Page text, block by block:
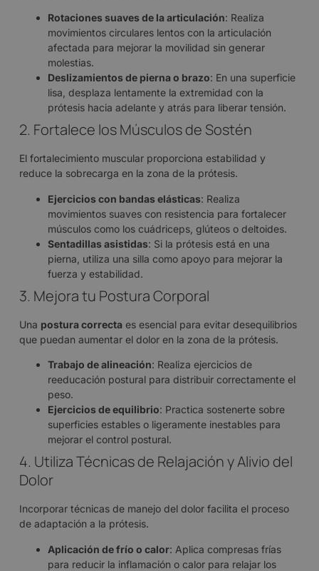
Rotaciones suaves de la articulación: Realiza
movimientos circulares lentos con la articulación
afectada para mejorar la movilidad sin generar
molestias.
Deslizamientos de pierna o brazo: En una superficie
lisa, desplaza lentamente la extremidad con la
prótesis hacia adelante y atrás para liberar tensión.
2. Fortalece los Músculos de Sostén
El fortalecimiento muscular proporciona estabilidad y
reduce la sobrecarga en la zona de la prótesis.
Ejercicios con bandas elásticas: Realiza
movimientos suaves con resistencia para fortalecer
músculos como los cuádriceps, glúteos o deltoides.
Sentadillas asistidas: Si la prótesis está en una
pierna, utiliza una silla como apoyo para mejorar la
fuerza y estabilidad.
3. Mejora tu Postura Corporal
Una postura correcta es esencial para evitar desequilibrios
que puedan aumentar el dolor en la zona de la prótesis.
Trabajo de alineación: Realiza ejercicios de
reeducación postural para distribuir correctamente el
peso.
Ejercicios de equilibrio: Practica sostenerte sobre
superficies estables o ligeramente inestables para
mejorar el control postural.
4. Utiliza Técnicas de Relajación y Alivio del
Dolor
Incorporar técnicas de manejo del dolor facilita el proceso
de adaptación a la prótesis.
Aplicación de frío o calor: Aplica compresas frías
para reducir la inflamación o calor para relajar los